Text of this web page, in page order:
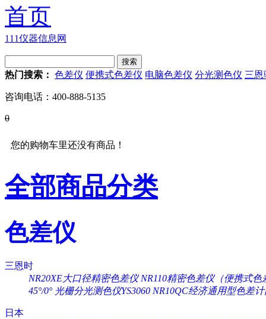
111仪器信息网
热门搜索： 色差仪 便携式色差仪 电脑色差仪 分光测色仪 三恩
咨询电话： 400-888-5135
0
您的购物车里还没有商品！
全部商品分类
色差仪
三恩时
NR20XE大口径精密色差仪 NR110精密色差仪（便携式色
45°/0° 光栅分光测色仪YS3060 NR10QC经济通用型色差
日本